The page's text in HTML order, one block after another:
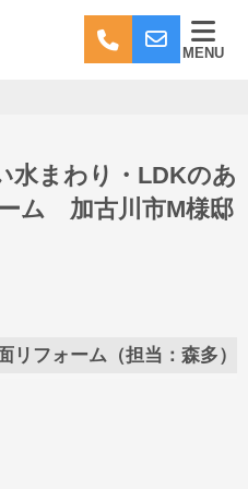
MENU
水まわり・LDKのあ
ム 加古川市M様邸
リフォーム（担当：森多）